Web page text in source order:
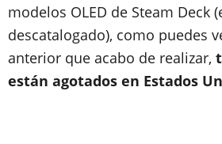
modelos OLED de Steam Deck
descatalogado), como puedes
anterior que acabo de realizar,
están agotados en Estados